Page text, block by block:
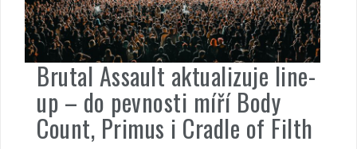
Brutal Assault aktualizuje line-
up – do pevnosti míří Body
Count, Primus i Cradle of Filth